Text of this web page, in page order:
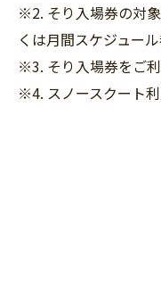
※2. そり入場券の対
くは月間スケジュール
※3. そり入場券をご
※4. スノースクート